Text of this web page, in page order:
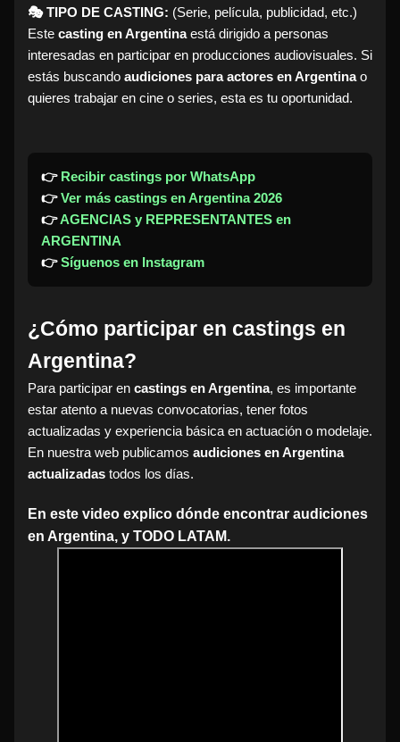
🎭 TIPO DE CASTING: (Serie, película, publicidad, etc.)
Este casting en Argentinaestá dirigido a personas
interesadas en participar en producciones audiovisuales. Si
estás buscando audiciones para actores en Argentinao
quieres trabajar en cine o series, esta es tu oportunidad.
👉 Recibir castings por WhatsApp
👉Ver más castings en Argentina 2026
👉AGENCIAS y REPRESENTANTES en
ARGENTINA
👉Síguenos en Instagram
¿Cómo participar en castings en
Argentina?
Para participar en castings en Argentina, es importante
estar atento a nuevas convocatorias, tener fotos
actualizadas y experiencia básica en actuación o modelaje.
En nuestra web publicamos audiciones en Argentina
actualizadas todos los días.
En este video explico dónde encontrar audiciones
en Argentina, y TODO LATAM.